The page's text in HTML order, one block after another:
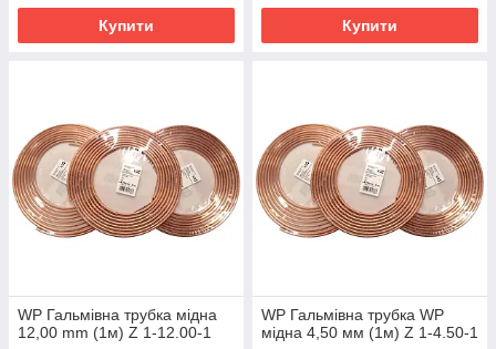
Купити Купити
WP Гальмівна трубка мідна
12,00 mm (1м) Z 1-12.00-1
WP Гальмівна трубка WP
мідна 4,50 мм (1м) Z 1-4.50-1